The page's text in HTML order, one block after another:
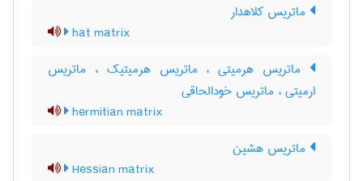
ماتریس کلاهدار
hat matrix
ماتریس هرمیتی ، ماتریس هرمیتیک ، ماتریس
ارمیتی ، ماتریس خودالحاقی
hermitian matrix
ماتریس هشین
Hessian matrix